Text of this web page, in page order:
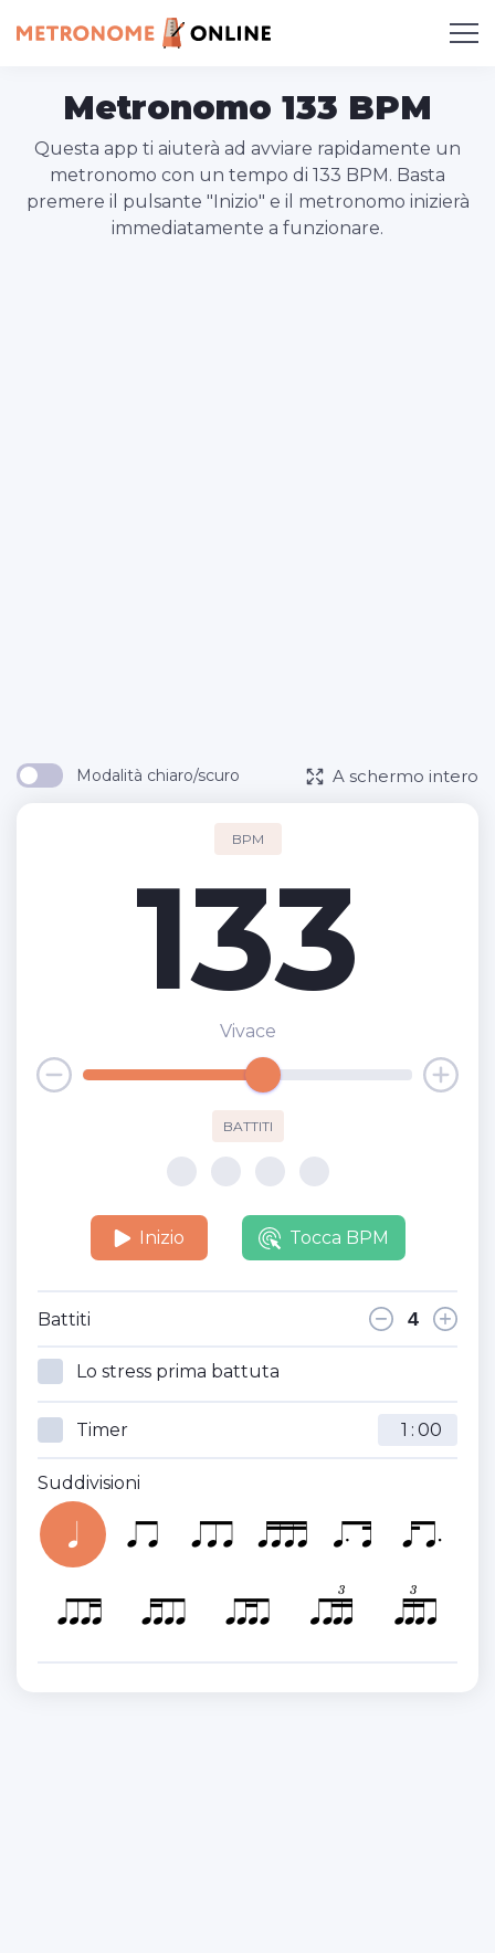
Metronomo 133 BPM
Questa app ti aiuterà ad avviare rapidamente un
metronomo con un tempo di 133 BPM. Basta
premere il pulsante "Inizio" e il metronomo inizierà
immediatamente a funzionare.
Modalità chiaro/scuro A schermo intero
BPM
133
Vivace
BATTITI
Inizio Tocca BPM
Battiti
Lo stress prima battuta
Timer :
Suddivisioni